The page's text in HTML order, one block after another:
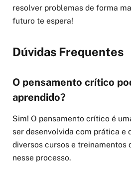
resolver problemas de forma
futuro te espera!
Dúvidas Frequentes
O pensamento crítico
aprendido?
Sim! O pensamento crítico é
ser desenvolvida com prática e
diversos cursos e treinamentos
nesse processo.